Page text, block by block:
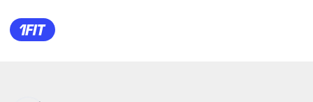
RELAX